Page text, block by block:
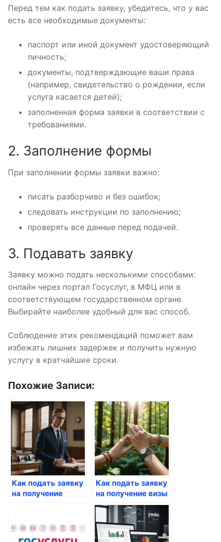
Перед тем как подать заявку, убедитесь, что у вас
есть все необходимые документы:
паспорт или иной документ удостоверяющий
личность;
документы, подтверждающие ваши права
(например, свидетельство о рождении, если
услуга касается детей);
заполненная форма заявки в соответствии с
требованиями.
2. Заполнение формы
При заполнении формы заявки важно:
писать разборчиво и без ошибок;
следовать инструкции по заполнению;
проверять все данные перед подачей.
3. Подавать заявку
Заявку можно подать несколькими способами:
онлайн через портал Госуслуг, в МФЦ или в
соответствующем государственном органе.
Выбирайте наиболее удобный для вас способ.
Соблюдение этих рекомендаций поможет вам
избежать лишних задержек и получить нужную
услугу в кратчайшие сроки.
Похожие Записи:
Как подать заявку
на получение
Как подать заявку
на получение визы
через Госуслуги